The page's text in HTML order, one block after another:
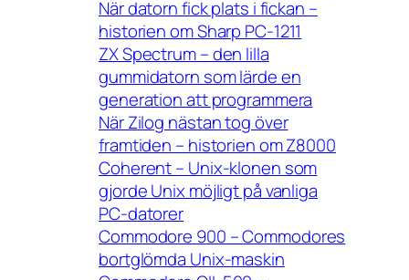
När datorn fick plats i fickan –
historien om Sharp PC-1211
ZX Spectrum – den lilla
gummidatorn som lärde en
generation att programmera
När Zilog nästan tog över
framtiden – historien om Z8000
Coherent – Unix-klonen som
gjorde Unix möjligt på vanliga
PC-datorer
Commodore 900 – Commodores
bortglömda Unix-maskin